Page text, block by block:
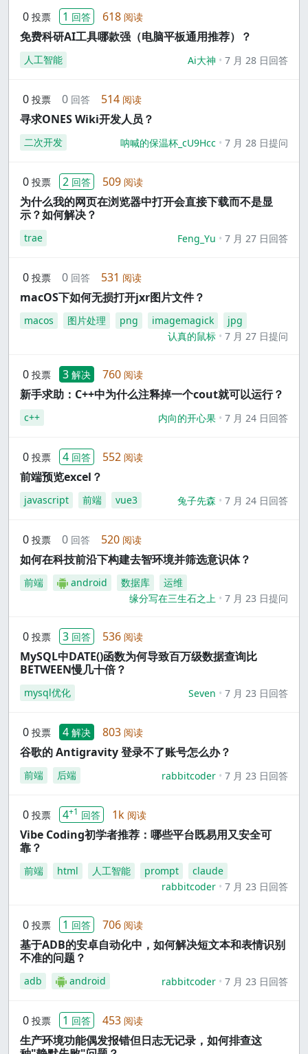
0 投票 1 回答 618 阅读
免费科研AI工具哪款强（电脑平板通用推荐）？
人工智能 Ai大神 7 月 28 日回答
0 投票 0 回答 514 阅读
寻求ONES Wiki开发人员？
二次开发 呐喊的保温杯_cU9Hcc 7 月 28 日提问
0 投票 2 回答 509 阅读
为什么我的网页在浏览器中打开会直接下载而不是显
示？如何解决？
trae Feng_Yu 7 月 27 日回答
0 投票 0 回答 531 阅读
macOS下如何无损打开jxr图片文件？
macos 图片处理 png imagemagick
jpg
认真的鼠标
7 月 27 日提问
0 投票 3 解决 760 阅读
新手求助：C++中为什么注释掉一个cout就可以运行？
c++ 内向的开心果 7 月 24 日回答
0 投票 4 回答 552 阅读
前端预览excel？
javascript 前端 vue3 兔子先森 7 月 24 日回答
0 投票 0 回答 520 阅读
如何在科技前沿下构建去智环境并筛选意识体？
前端 android 数据库
运维
缘分写在三生石之上
7 月 23 日提问
0 投票 3 回答 536 阅读
MySQL中DATE()函数为何导致百万级数据查询比
BETWEEN慢几十倍？
mysql优化 Seven 7 月 23 日回答
0 投票 4 解决 803 阅读
谷歌的 Antigravity 登录不了账号怎么办？
前端 后端 rabbitcoder 7 月 23 日回答
0 投票 4+1 回答 1k 阅读
Vibe Coding初学者推荐：哪些平台既易用又安全可
靠？
前端 html 人工智能 prompt
claude
rabbitcoder
7 月 23 日回答
0 投票 1 回答 706 阅读
基于ADB的安卓自动化中，如何解决短文本和表情识别
不准的问题？
adb android rabbitcoder 7 月 23 日回答
0 投票 1 回答 453 阅读
生产环境功能偶发报错但日志无记录，如何排查这